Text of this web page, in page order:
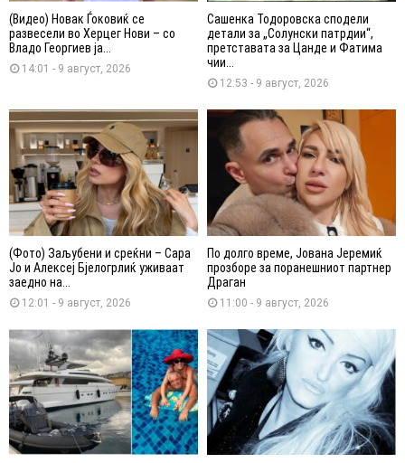
(Видео) Новак Ѓоковиќ се
развесели во Херцег Нови – со
Владо Георгиев ја...
14:01 - 9 август, 2026
Сашенка Тодоровска сподели
детали за „Солунски патрдии“,
претставата за Цанде и Фатима
чии...
12:53 - 9 август, 2026
(Фото) Заљубени и среќни – Сара
Јо и Алексеј Бјелогрлиќ уживаат
заедно на...
12:01 - 9 август, 2026
По долго време, Јована Јеремиќ
прозборе за поранешниот партнер
Драган
11:00 - 9 август, 2026